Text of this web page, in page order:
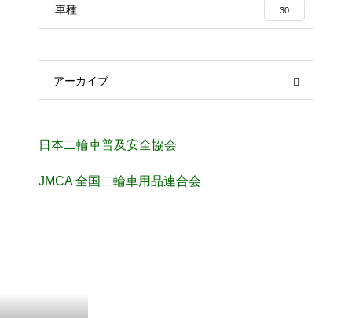
車種 30
アーカイブ
日本二輪車普及安全協会
JMCA 全国二輪車用品連合会